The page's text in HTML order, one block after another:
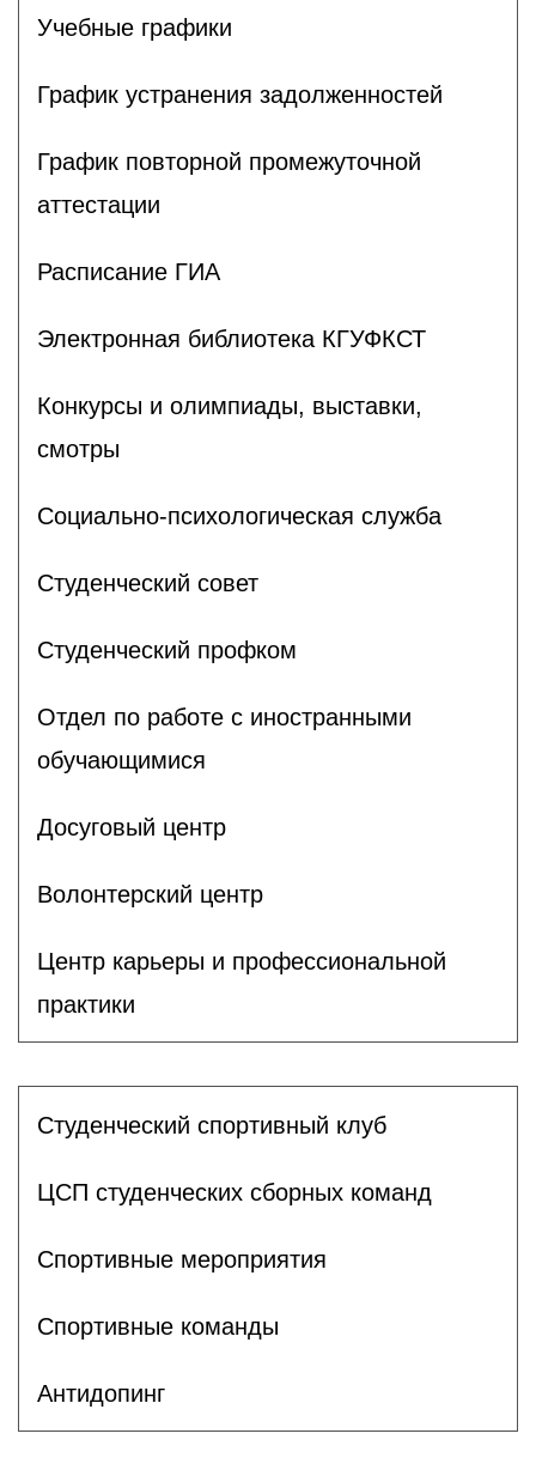
Учебные графики
График устранения задолженностей
График повторной промежуточной
аттестации
Расписание ГИА
Электронная библиотека КГУФКСТ
Конкурсы и олимпиады, выставки,
смотры
Социально-психологическая служба
Студенческий совет
Студенческий профком
Отдел по работе с иностранными
обучающимися
Досуговый центр
Волонтерский центр
Центр карьеры и профессиональной
практики
Студенческий спортивный клуб
ЦСП студенческих сборных команд
Спортивные мероприятия
Спортивные команды
Антидопинг